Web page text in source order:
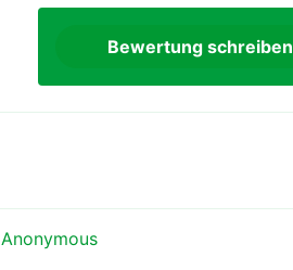
Bewertung schreiben
Anonymous